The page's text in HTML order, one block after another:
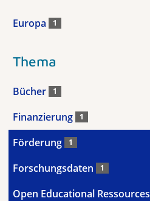
Europa 1
Thema
Bücher 1
Finanzierung 1
Förderung 1
Forschungsdaten 1
Open Educational Ressources